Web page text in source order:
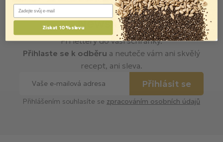
Newsletter
FITlettery do vaší schránky.
Přihlaste se k odběru a neuteče vám ani skvělý
recept, ani sleva.
Přihlásit se
Přihlášením souhlasíte se zpracováním osobních údajů
Email
Získat 10% slevu